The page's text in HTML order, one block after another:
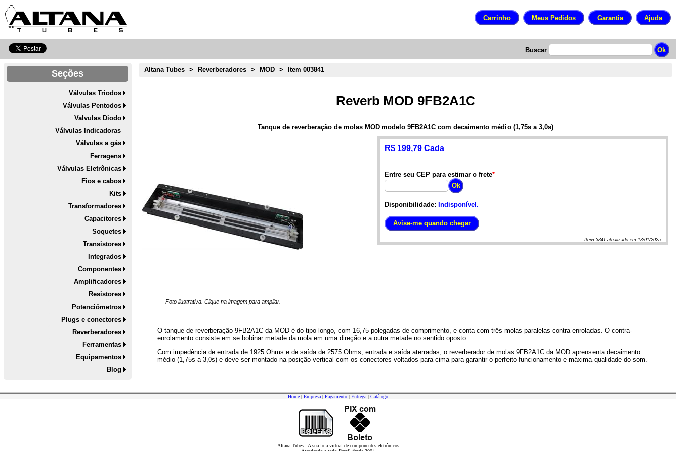
Buscar
Seções
Válvulas Triodos
Válvulas Pentodos
Valvulas Diodo
Válvulas Indicadoras
Válvulas a gás
Ferragens
Válvulas Eletrônicas
Fios e cabos
Kits
Transformadores
Capacitores
Soquetes
Transistores
Integrados
Componentes
Amplificadores
Resistores
Potenciômetros
Plugs e conectores
Reverberadores
Ferramentas
Equipamentos
Blog
Altana Tubes > Reverberadores > MOD > Item 003841
Reverb MOD 9FB2A1C
Tanque de reverberação de molas MOD modelo 9FB2A1C com decaimento médio (1,75s a 3,0s)
Foto ilustrativa. Clique na imagem para ampliar.
R$ 199,79 Cada
Entre seu CEP para estimar o frete*
Disponibilidade: Indisponível.
Item3841 atualizado em 13/01/2025
O tanque de reverberação 9FB2A1C da MOD é do tipo longo, com 16,75 polegadas de comprimento, e conta com três molas paralelas contra-enroladas. O contra-
enrolamento consiste em se bobinar metade da mola em uma direção e a outra metade no sentido oposto.
Com impedência de entrada de 1925 Ohms e de saída de 2575 Ohms, entrada e saída aterradas, o reverberador de molas 9FB2A1C da MOD aprensenta decaimento
médio (1,75s a 3,0s) e deve ser montado na posição vertical com os conectores voltados para cima para garantir o perfeito funcionamento e máxima qualidade do som.
Home | Empresa | Pagamento | Entrega | Catálogo
Altana Tubes - A sua loja virtual de componentes eletrônicos